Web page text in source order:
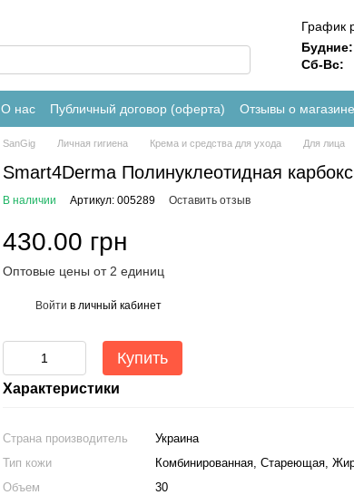
График
Будние:
Сб-Вс:
О нас Публичный договор (оферта) Отзывы о магазине
SanGig Личная гигиена Крема и средства для ухода Для лица
Smart4Derma Полинуклеотидная
В наличии Артикул: 005289 Оставить отзыв
430.00 грн
Оптовые цены от 2 единиц
Войти в личный кабинет
Купить
Характеристики
Страна производитель
Украина
Тип кожи
Комбинированная, Стареющая,
Объем
30